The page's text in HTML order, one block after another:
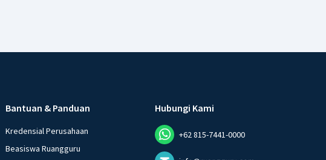
Bantuan & Panduan
Kredensial Perusahaan
Beasiswa Ruangguru
Hubungi Kami
+62 815-7441-0000